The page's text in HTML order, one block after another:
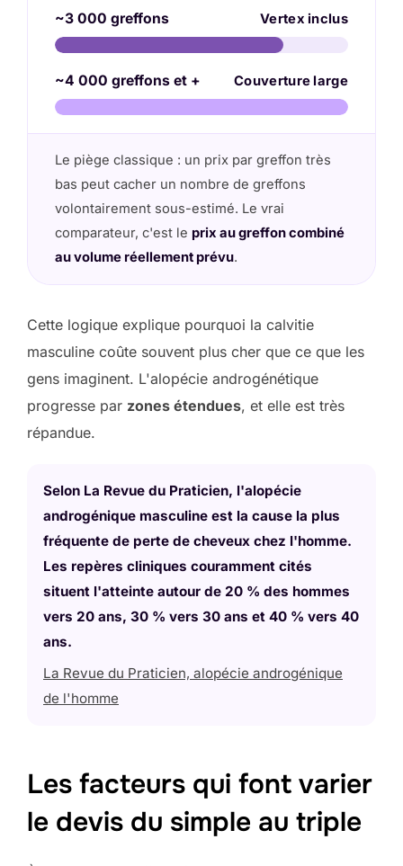
~3 000 greffons Vertex inclus
~4 000 greffons et + Couverture large
Le piège classique : un prix par greffon très
bas peut cacher un nombre de greffons
volontairement sous-estimé. Le vrai
comparateur, c'est le prix au greffon combiné
au volume réellement prévu.
Cette logique explique pourquoi la calvitie
masculine coûte souvent plus cher que ce que les
gens imaginent. L'alopécie androgénétique
progresse par zones étendues, et elle est très
répandue.
Selon La Revue du Praticien, l'alopécie
androgénique masculine est la cause la plus
fréquente de perte de cheveux chez l'homme.
Les repères cliniques couramment cités
situent l'atteinte autour de 20 % des hommes
vers 20 ans, 30 % vers 30 ans et 40 % vers 40
ans.
La Revue du Praticien, alopécie androgénique
de l'homme
Les facteurs qui font varier
le devis du simple au triple